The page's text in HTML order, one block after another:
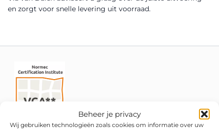
Beheer je privacy
Wij gebruiken technologieën zoals cookies om informatie over uw
en zorgt voor snelle levering uit voorraad.